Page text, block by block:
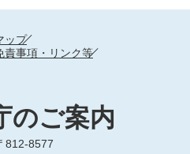
ップ
責事項・リンク等
のご案内
812-8577